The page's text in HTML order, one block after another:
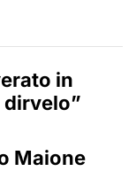
in
dirvelo”
Maione